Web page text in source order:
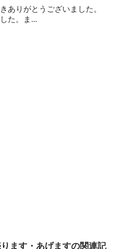
ありがとうございました。
た。ま...
ます・あげますの関連記